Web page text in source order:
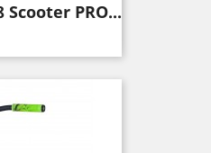
Scooter PRO...